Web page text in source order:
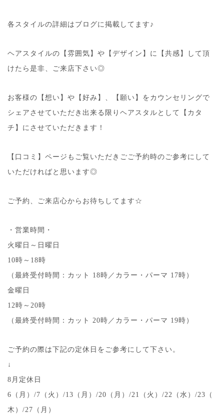
各スタイルの詳細はブログに掲載してます♪
ヘアスタイルの【雰囲気】や【デザイン】に【共感】して頂
けたら是非、ご来店下さい◎
お客様の【想い】や【好み】、【願い】をカウンセリングで
シェアさせていただき出来る限りヘアスタルとして【カタ
チ】にさせていただきます！
【口コミ】ページもご覧いただきごご予約時のご参考にして
いただければと思います◎
ご予約、ご来店心からお待ちしてます☆
・営業時間・
火曜日～日曜日
10時～18時
（最終受付時間：カット 18時／カラー・パーマ 17時）
金曜日
12時～20時
（最終受付時間：カット 20時／カラー・パーマ 19時）
ご予約の際は下記の定休日をご参考にして下さい。
↓
8月定休日
6（月）/7（火）/13（月）/20（月）/21（火）/22（水）/23（
木）/27（月）